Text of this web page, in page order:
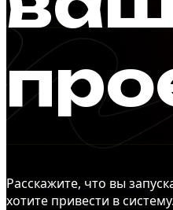
Расскажите, что вы
хотите привести в систему.